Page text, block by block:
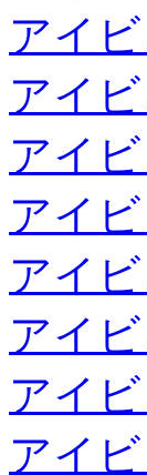
アイ
アイ
アイ
アイ
アイ
アイ
アイ
アイ